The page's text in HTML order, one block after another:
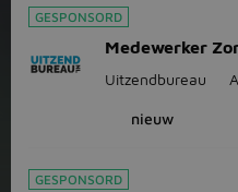
GESPONSORD
Medewerker
Uitzendbureau
nieuw
GESPONSORD